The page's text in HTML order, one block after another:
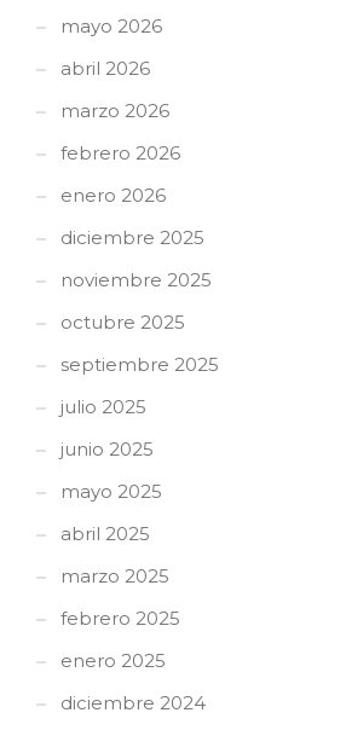
mayo 2026
abril 2026
marzo 2026
febrero 2026
enero 2026
diciembre 2025
noviembre 2025
octubre 2025
septiembre 2025
julio 2025
junio 2025
mayo 2025
abril 2025
marzo 2025
febrero 2025
enero 2025
diciembre 2024